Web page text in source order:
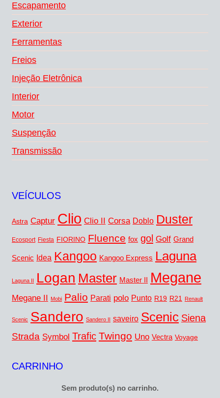
Escapamento
Exterior
Ferramentas
Freios
Injeção Eletrônica
Interior
Motor
Suspenção
Transmissão
VEÍCULOS
Astra Captur Clio Clio II Corsa Doblo Duster
Ecosport Fiesta FIORINO Fluence fox gol Golf Grand
Scenic Idea Kangoo Kangoo Express Laguna
Laguna II Logan Master Master II Megane
Megane II Mobi Palio Parati polo Punto R19 R21 Renault
Scenic Sandero Sandero II saveiro Scenic Siena
Strada Symbol Trafic Twingo Uno Vectra Voyage
CARRINHO
Sem produto(s) no carrinho.